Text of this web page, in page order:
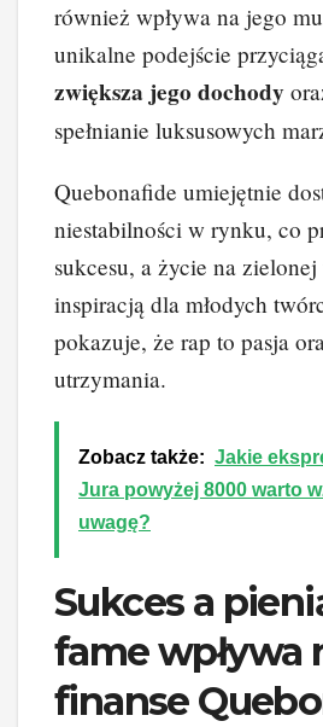
również wpływa na jego
unikalne podejście
zwiększa jego dochody
spełnianie luksusowych
Quebonafide umiejętnie
niestabilności w rynku, co
sukcesu, a życie na
inspiracją dla młodych
pokazuje, że rap to pasja
utrzymania.
Zobacz także: Jakie
Jura powyżej 8000 warto
uwagę?
Sukces a
fame wpływa
finanse